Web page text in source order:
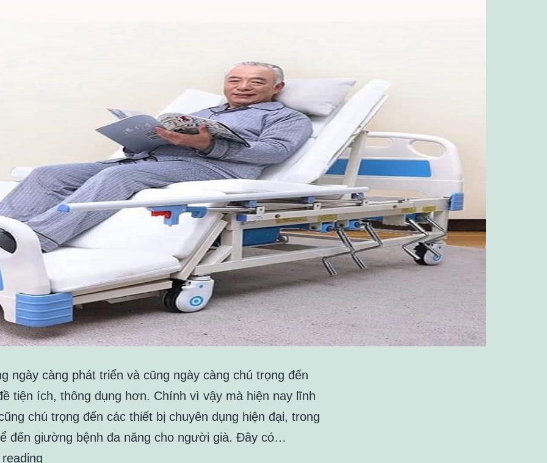
ngày càng phát triển và cũng ngày càng chú trọng đến
tiện ích, thông dụng hơn. Chính vì vậy mà hiện nay lĩnh
chú trọng đến các thiết bị chuyên dụng hiện đại, trong
đến giường bệnh đa năng cho người già. Đây có…